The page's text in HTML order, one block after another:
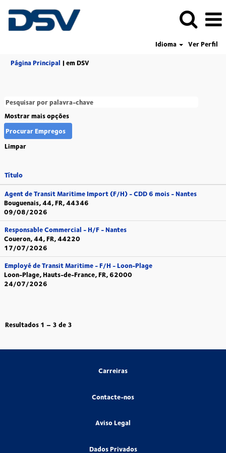
Idioma
Ver Perfil
Página Principal | em DSV(página
Mostrar mais opções
Limpar
Título
Agent de Transit Maritime Import (F/H) - CDD 6 mois - Nantes
Bouguenais, 44, FR, 44346
09/08/2026
Responsable Commercial - H/F - Nantes
Coueron, 44, FR, 44220
17/07/2026
Employé de Transit Maritime - F/H - Loon-Plage
Loon-Plage, Hauts-de-France, FR, 62000
24/07/2026
Resultados 1 – 3 de 3
Carreiras
Contacte-nos
Aviso Legal
Dados Privados